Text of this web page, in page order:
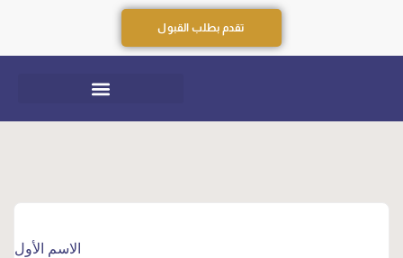
تقدم بطلب القبول
الاسم الأول